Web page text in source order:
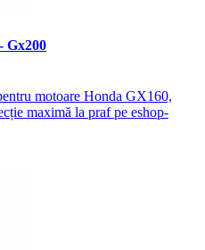
Gx200
motoare Honda GX160,
maximă la praf pe eshop-